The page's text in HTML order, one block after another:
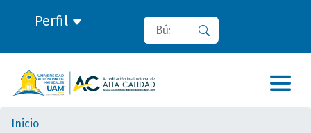
Perfil Buscar
Inicio